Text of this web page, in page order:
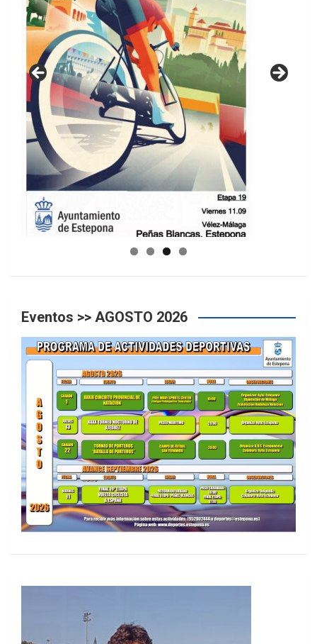
GUIA DE INSTALACIONES DEPORTIVAS
Eventos >> AGOSTO 2026